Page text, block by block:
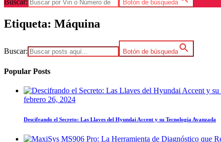
Buscar: Botón de búsqueda
Etiqueta: Máquina
Buscar: Botón de búsqueda
Popular Posts
febrero 26, 2024
Descifrando el Secreto: Las Llaves del Hyundai Accent y su Tecnología Avanzada